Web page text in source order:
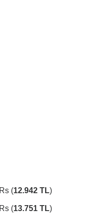
(12.942 TL)
(13.751 TL)